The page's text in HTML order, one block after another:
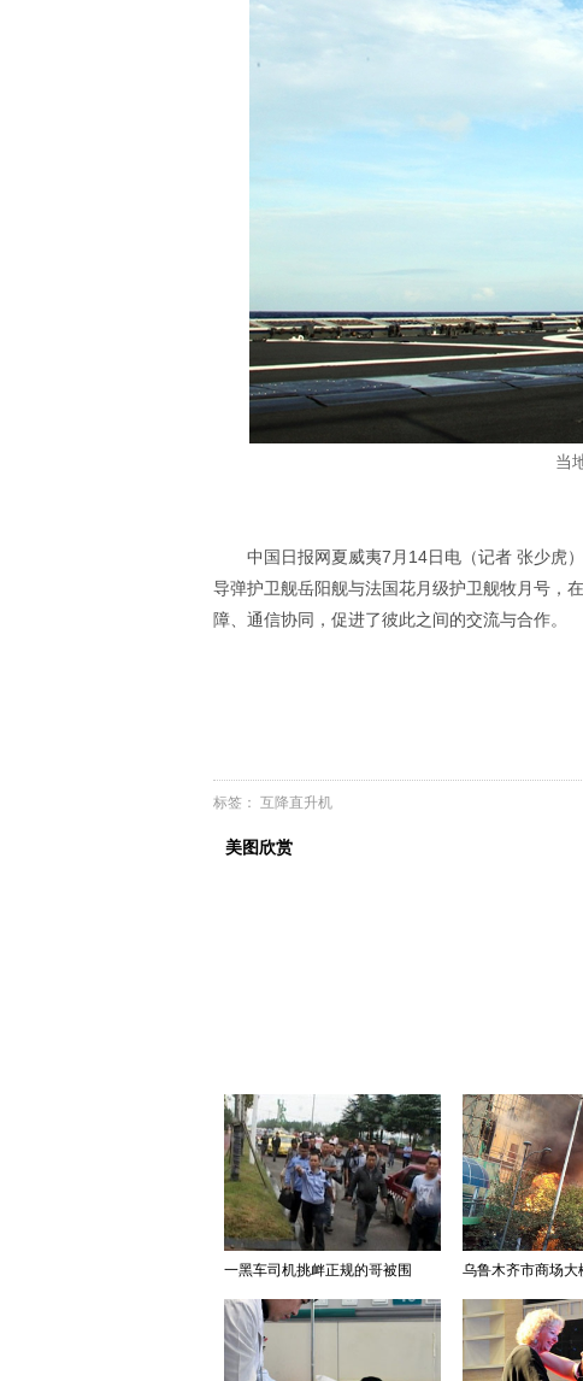
当
中国日报网夏威夷7月14日电（记者 张少虎
导弹护卫舰岳阳舰与法国花月级护卫舰牧月号，
障、通信协同，促进了彼此之间的交流与合作。
标签： 互降直升机
美图欣赏
一黑车司机挑衅正规的哥被围 乌鲁木齐市商场大